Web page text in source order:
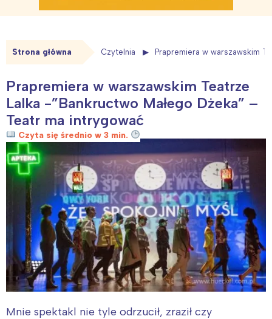
Strona główna Czytelnia Prapremiera w warszawskim
Prapremiera w warszawskim Teatrze
Lalka -”Bankructwo Małego Dżeka” –
Teatr ma intrygować
Czyta się średnio w 3 min.
Mnie spektakl nie tyle odrzucił, zraził czy